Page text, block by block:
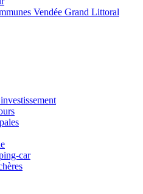
Vendée Grand Littoral
car